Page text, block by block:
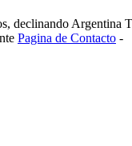
declinando
Pagina de Contacto -